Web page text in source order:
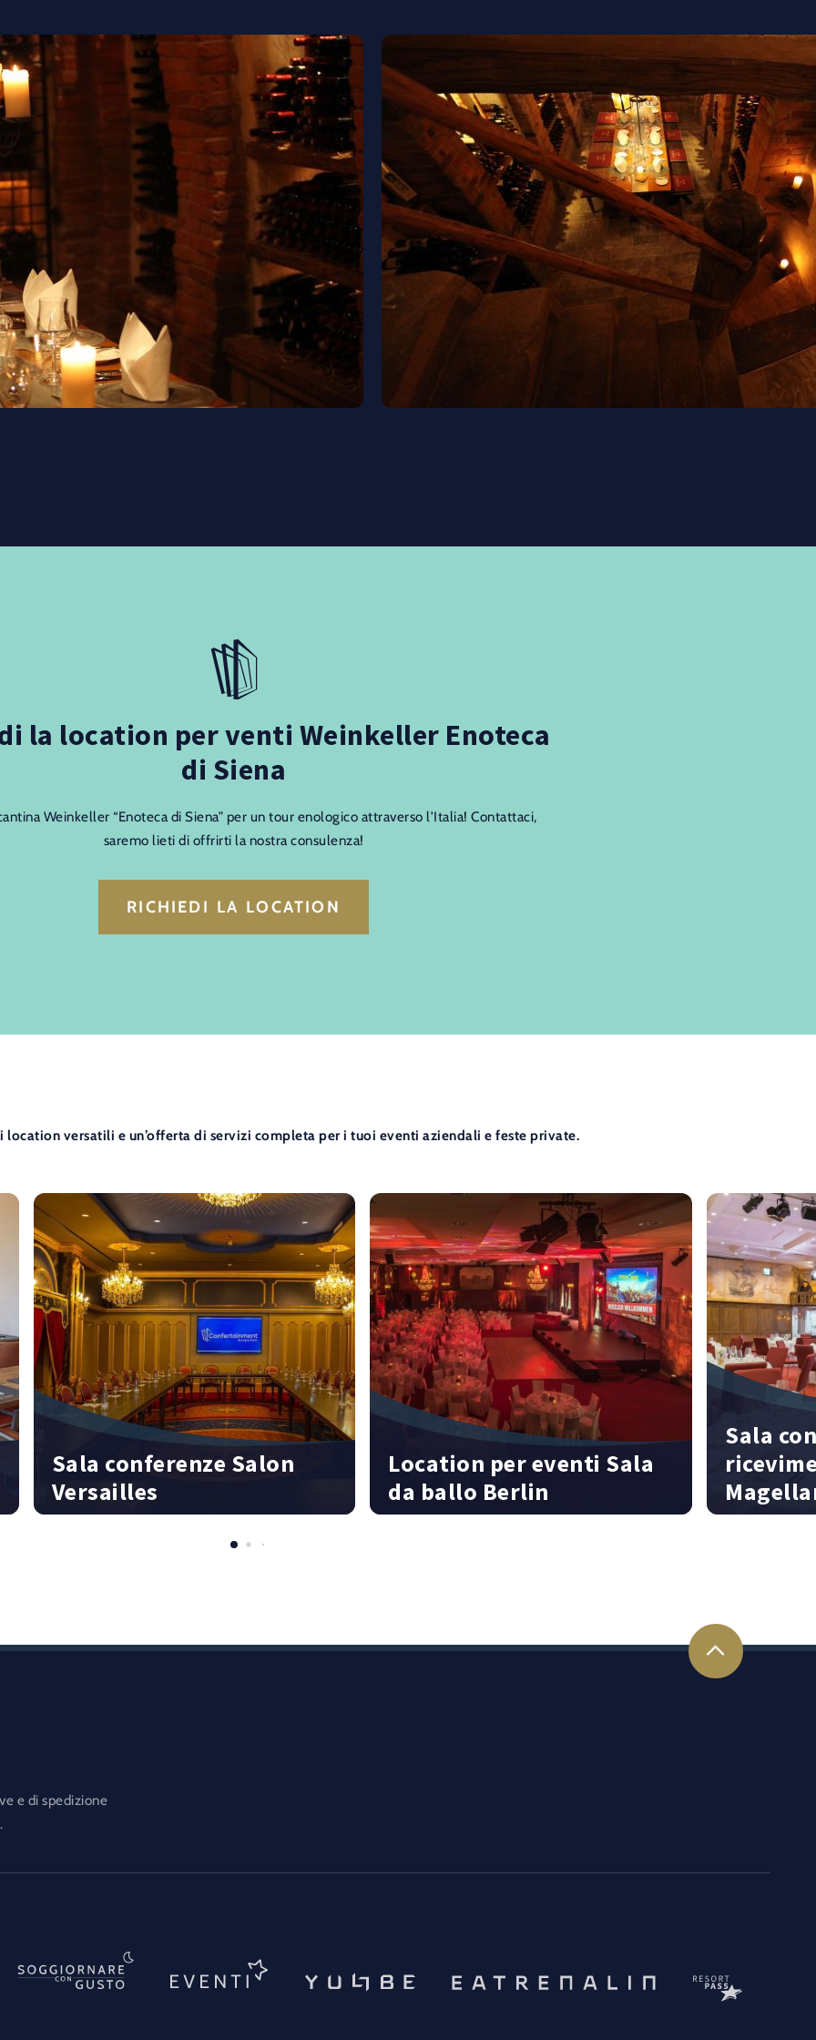
la location per venti Weinkeller Enoteca
di Siena
Weinkeller “Enoteca di Siena” per un tour enologico attraverso l’Italia! Contattaci,
saremo lieti di offrirti la nostra consulenza!
RICHIEDI LA LOCATION
location versatili e un’offerta di servizi completa per i tuoi eventi aziendali e feste private.
Sala conferenze Salon
Versailles
Location per eventi Sala
da ballo Berlin
Sala
e di spedizione